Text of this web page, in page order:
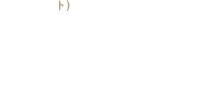
ト)